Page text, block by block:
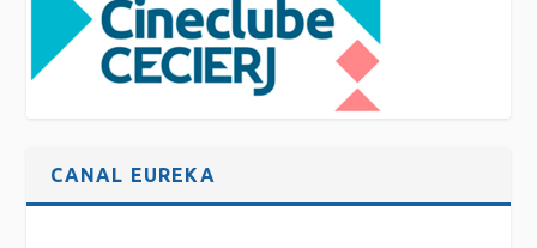
CANAL EUREKA